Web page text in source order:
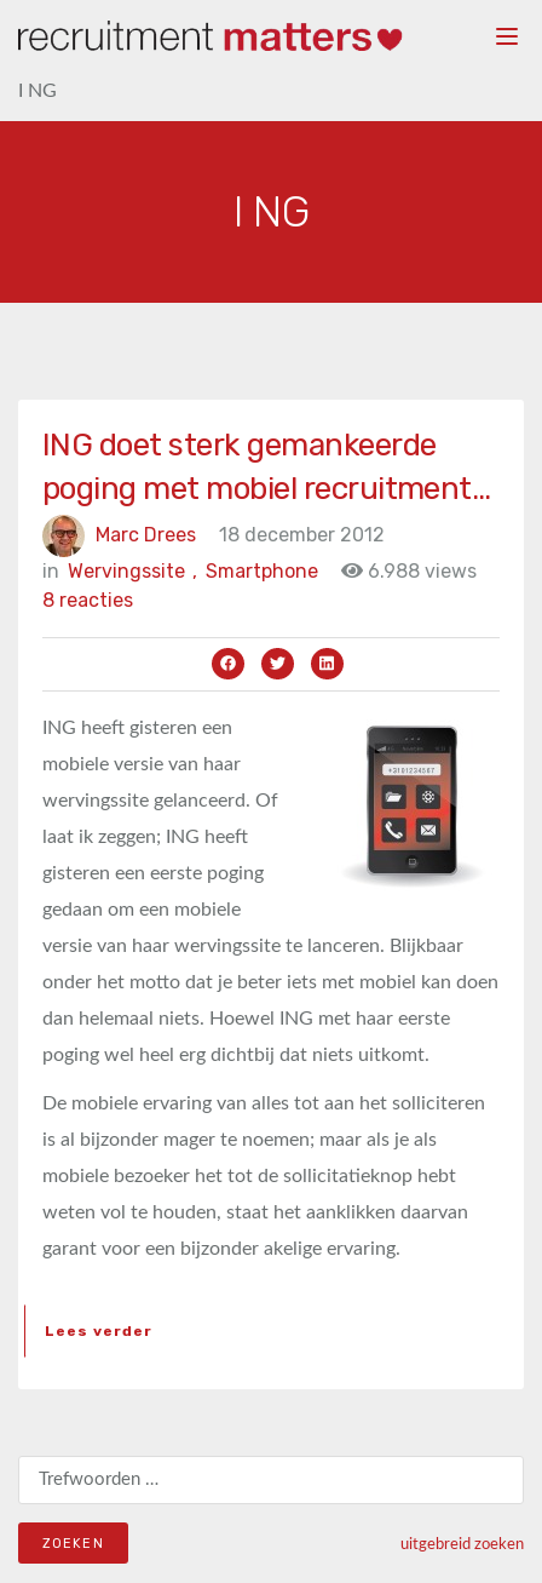
I NG
I NG
ING doet sterk gemankeerde
poging met mobiel recruitment…
Marc Drees
18 december 2012
in
Smartphone
Wervingssite ,
6.988 views
8 reacties
ING heeft gisteren een
mobiele versie van haar
wervingssite gelanceerd. Of
laat ik zeggen; ING heeft
gisteren een eerste poging
gedaan om een mobiele
versie van haar wervingssite te lanceren. Blijkbaar
onder het motto dat je beter iets met mobiel kan doen
dan helemaal niets. Hoewel ING met haar eerste
poging wel heel erg dichtbij dat niets uitkomt.
De mobiele ervaring van alles tot aan het solliciteren
is al bijzonder mager te noemen; maar als je als
mobiele bezoeker het tot de sollicitatieknop hebt
weten vol te houden, staat het aanklikken daarvan
garant voor een bijzonder akelige ervaring.
Lees verder
Zoeken naar:
uitgebreid zoeken